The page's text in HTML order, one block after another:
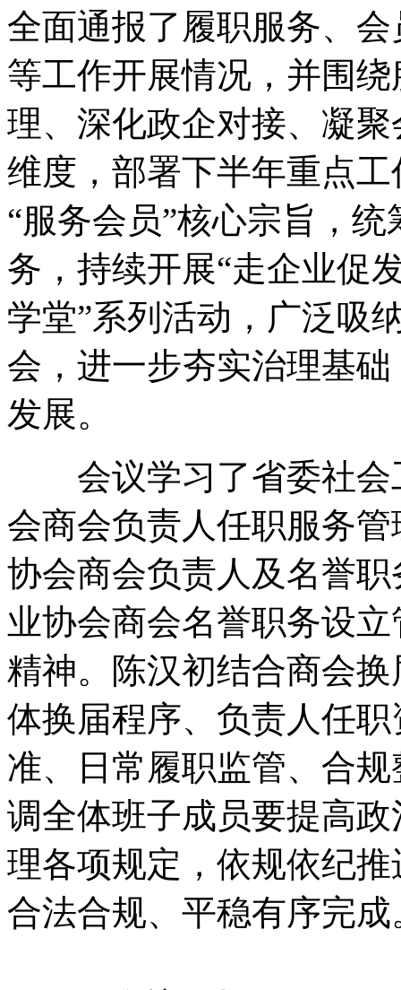
全面通报了履职服务、
等工作开展情况，并围
理、深化政企对接、凝
维度，部署下半年重点
“服务会员”核心宗旨，
务，持续开展“走企业促
学堂”系列活动，广泛吸
会，进一步夯实治理基
发展。
会议学习了省委社会
会商会负责人任职服务
协会商会负责人及名誉
业协会商会名誉职务设
精神。陈汉初结合商会
体换届程序、负责人任
准、日常履职监管、合
调全体班子成员要提高
理各项规定，依规依纪
合法合规、平稳有序完成